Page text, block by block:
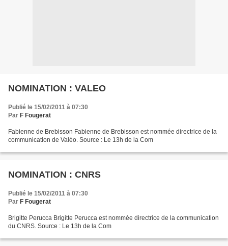
NOMINATION : VALEO
Publié le 15/02/2011 à 07:30
Par F Fougerat
Fabienne de Brebisson Fabienne de Brebisson est nommée directrice de la
communication de Valéo. Source : Le 13h de la Com
NOMINATION : CNRS
Publié le 15/02/2011 à 07:30
Par F Fougerat
Brigitte Perucca Brigitte Perucca est nommée directrice de la communication
du CNRS. Source : Le 13h de la Com